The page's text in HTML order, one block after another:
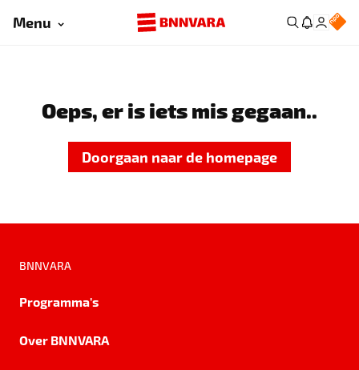
Menu
Oeps, er is iets mis gegaan..
Doorgaan naar de homepage
BNNVARA
Programma's
Over BNNVARA